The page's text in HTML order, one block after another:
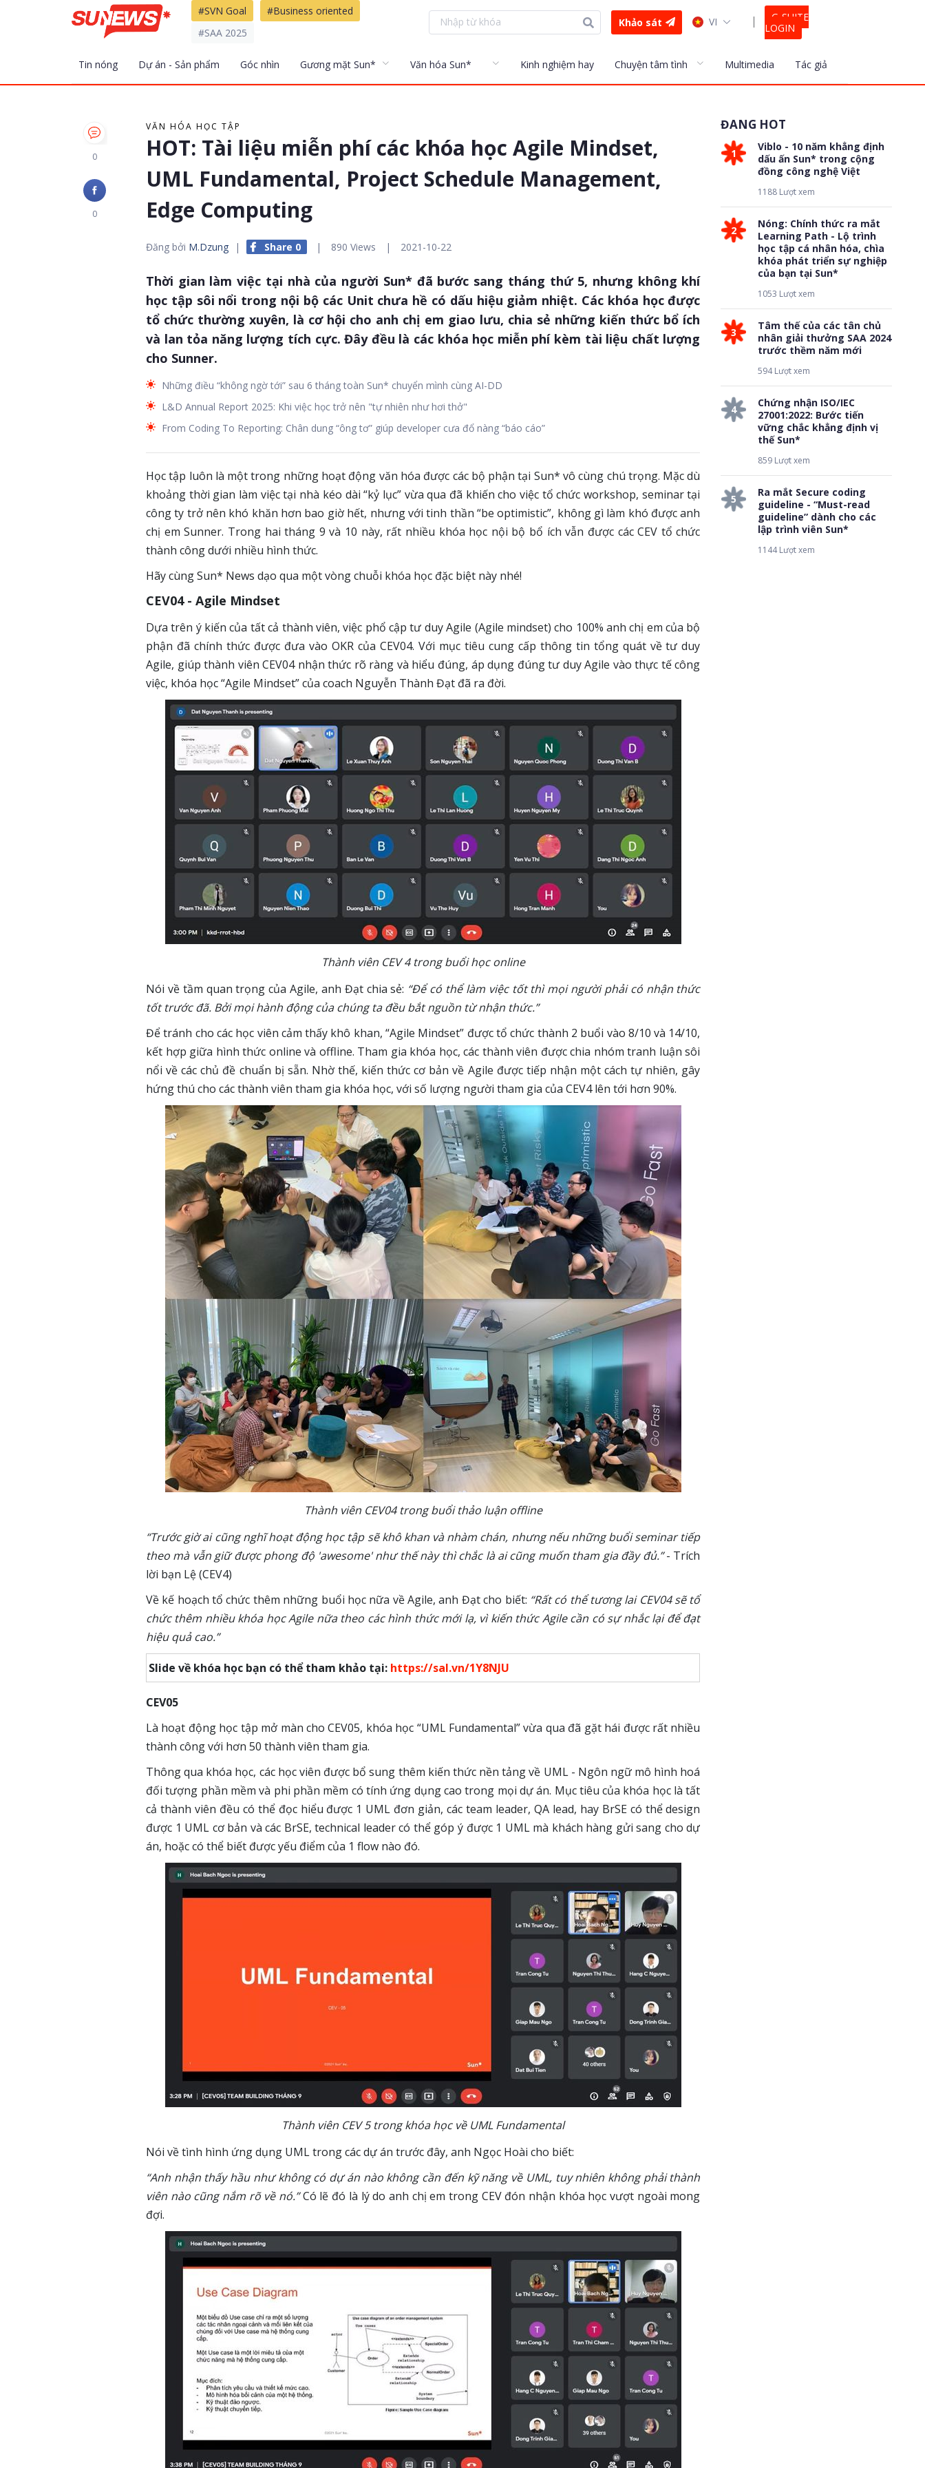
#SVN Goal
#Business oriented
#SAA 2025
Khảo sát VI
G-SUITE
LOGIN
Tin nóng Dự án - Sản phẩm Góc nhìn Gương mặt Sun* Văn hóa Sun* Kinh nghiệm hay Chuyện tâm tình Multimedia Tác giả
0
0
VĂN HÓA HỌC TẬP
HOT: Tài liệu miễn phí các khóa học Agile Mindset,
UML Fundamental, Project Schedule Management,
Edge Computing
Đăng bởi M.Dzung | Share 0 | 890 Views | 2021-10-22
Thời gian làm việc tại nhà của người Sun* đã bước sang tháng thứ 5, nhưng không khí
học tập sôi nổi trong nội bộ các Unit chưa hề có dấu hiệu giảm nhiệt. Các khóa học được
tổ chức thường xuyên, là cơ hội cho anh chị em giao lưu, chia sẻ những kiến thức bổ ích
và lan tỏa năng lượng tích cực. Đây đều là các khóa học miễn phí kèm tài liệu chất lượng
cho Sunner.
Những điều “không ngờ tới” sau 6 tháng toàn Sun* chuyển mình cùng AI-DD
L&D Annual Report 2025: Khi việc học trở nên "tự nhiên như hơi thở"
From Coding To Reporting: Chân dung “ông tơ” giúp developer cưa đổ nàng “báo cáo”
Học tập luôn là một trong những hoạt động văn hóa được các bộ phận tại Sun* vô cùng chú trọng. Mặc dù
khoảng thời gian làm việc tại nhà kéo dài “kỷ lục” vừa qua đã khiến cho việc tổ chức workshop, seminar tại
công ty trở nên khó khăn hơn bao giờ hết, nhưng với tinh thần “be optimistic”, không gì làm khó được anh
chị em Sunner. Trong hai tháng 9 và 10 này, rất nhiều khóa học nội bộ bổ ích vẫn được các CEV tổ chức
thành công dưới nhiều hình thức.
Hãy cùng Sun* News dạo qua một vòng chuỗi khóa học đặc biệt này nhé!
CEV04 - Agile Mindset
Dựa trên ý kiến của tất cả thành viên, việc phổ cập tư duy Agile (Agile mindset) cho 100% anh chị em của bộ
phận đã chính thức được đưa vào OKR của CEV04. Với mục tiêu cung cấp thông tin tổng quát về tư duy
Agile, giúp thành viên CEV04 nhận thức rõ ràng và hiểu đúng, áp dụng đúng tư duy Agile vào thực tế công
việc, khóa học “Agile Mindset” của coach Nguyễn Thành Đạt đã ra đời.
Thành viên CEV 4 trong buổi học online
Nói về tầm quan trọng của Agile, anh Đạt chia sẻ: “Để có thể làm việc tốt thì mọi người phải có nhận thức
tốt trước đã. Bởi mọi hành động của chúng ta đều bắt nguồn từ nhận thức.”
Để tránh cho các học viên cảm thấy khô khan, “Agile Mindset” được tổ chức thành 2 buổi vào 8/10 và 14/10,
kết hợp giữa hình thức online và offline. Tham gia khóa học, các thành viên được chia nhóm tranh luận sôi
nổi về các chủ đề chuẩn bị sẵn. Nhờ thế, kiến thức cơ bản về Agile được tiếp nhận một cách tự nhiên, gây
hứng thú cho các thành viên tham gia khóa học, với số lượng người tham gia của CEV4 lên tới hơn 90%.
Thành viên CEV04 trong buổi thảo luận offline
“Trước giờ ai cũng nghĩ hoạt động học tập sẽ khô khan và nhàm chán, nhưng nếu những buổi seminar tiếp
theo mà vẫn giữ được phong độ 'awesome' như thế này thì chắc là ai cũng muốn tham gia đầy đủ.”- Trích
lời bạn Lệ (CEV4)
Về kế hoạch tổ chức thêm những buổi học nữa về Agile, anh Đạt cho biết: “Rất có thể tương lai CEV04 sẽ tổ
chức thêm nhiều khóa học Agile nữa theo các hình thức mới lạ, vì kiến thức Agile cần có sự nhắc lại để đạt
hiệu quả cao.”
Slide về khóa học bạn có thể tham khảo tại: https://sal.vn/1Y8NJU
CEV05
Là hoạt động học tập mở màn cho CEV05, khóa học “UML Fundamental” vừa qua đã gặt hái được rất nhiều
thành công với hơn 50 thành viên tham gia.
Thông qua khóa học, các học viên được bổ sung thêm kiến thức nền tảng về UML - Ngôn ngữ mô hình hoá
đối tượng phần mềm và phi phần mềm có tính ứng dụng cao trong mọi dự án. Mục tiêu của khóa học là tất
cả thành viên đều có thể đọc hiểu được 1 UML đơn giản, các team leader, QA lead, hay BrSE có thể design
được 1 UML cơ bản và các BrSE, technical leader có thể góp ý được 1 UML mà khách hàng gửi sang cho dự
án, hoặc có thể biết được yếu điểm của 1 flow nào đó.
Thành viên CEV 5 trong khóa học về UML Fundamental
Nói về tình hình ứng dụng UML trong các dự án trước đây, anh Ngọc Hoài cho biết:
“Anh nhận thấy hầu như không có dự án nào không cần đến kỹ năng về UML, tuy nhiên không phải thành
viên nào cũng nắm rõ về nó.”Có lẽ đó là lý do anh chị em trong CEV đón nhận khóa học vượt ngoài mong
đợi.
ĐANG HOT
1
Viblo - 10 năm khẳng định
dấu ấn Sun* trong cộng
đồng công nghệ Việt
1188 Lượt xem
2
Nóng: Chính thức ra mắt
Learning Path - Lộ trình
học tập cá nhân hóa, chìa
khóa phát triển sự nghiệp
của bạn tại Sun*
1053 Lượt xem
3
Tâm thế của các tân chủ
nhân giải thưởng SAA 2024
trước thềm năm mới
594 Lượt xem
4
Chứng nhận ISO/IEC
27001:2022: Bước tiến
vững chắc khẳng định vị
thế Sun*
859 Lượt xem
5
Ra mắt Secure coding
guideline - “Must-read
guideline” dành cho các
lập trình viên Sun*
1144 Lượt xem